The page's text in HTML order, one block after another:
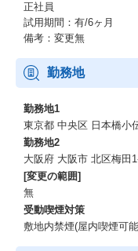
あなたの成長が日本の成
【代表よりメッセージ】
・業界トップクラスのメ
を
弊社は、大手M&A仲介
021年11月に設立されま
M&A業界でトップクラ
「信頼される人格」の
営理念を掲げ、
ハイクオリティなサー
す。
弊社の理念に共感し、業
を目指すメンバーを募
正社員
試用期間：有/6ヶ月
備考：変更無
勤務地
勤務地1
東京都 中央区 日本橋小
勤務地2
大阪府 大阪市 北区梅田
[変更の範囲]
無
受動喫煙対策
敷地内禁煙(屋内喫煙可